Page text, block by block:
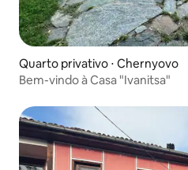
Quarto privativo ⋅ Chernyovo
Bem-vindo à Casa "Ivanitsa"